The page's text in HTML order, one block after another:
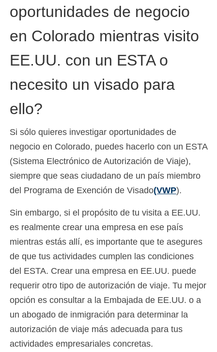
oportunidades de negocio
en Colorado mientras visito
EE.UU. con un ESTA o
necesito un visado para
ello?
Si sólo quieres investigar oportunidades de
negocio en Colorado, puedes hacerlo con un ESTA
(Sistema Electrónico de Autorización de Viaje),
siempre que seas ciudadano de un país miembro
del Programa de Exención de Visado(VWP).
Sin embargo, si el propósito de tu visita a EE.UU.
es realmente crear una empresa en ese país
mientras estás allí, es importante que te asegures
de que tus actividades cumplen las condiciones
del ESTA. Crear una empresa en EE.UU. puede
requerir otro tipo de autorización de viaje. Tu mejor
opción es consultar a la Embajada de EE.UU. o a
un abogado de inmigración para determinar la
autorización de viaje más adecuada para tus
actividades empresariales concretas.